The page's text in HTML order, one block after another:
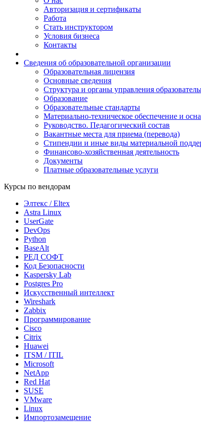
Авторизация и сертификаты
Работа
Стать инструктором
Условия бизнеса
Контакты
Сведения об образовательной организации
Образовательная лицензия
Основные сведения
Структура и органы управления
Образование
Образовательные стандарты
Материально-техническое обеспечение и
Руководство. Педагогический состав
Вакантные места для приема (перевода)
Стипендии и иные виды материальной
Финансово-хозяйственная деятельность
Документы
Платные образовательные услуги
Курсы по вендорам
Элтекс / Eltex
Astra Linux
UserGate
DevOps
Python
BaseAlt
РЕД СОФТ
Код Безопасности
Kaspersky Lab
Postgres Pro
Искусственный интеллект
Wireshark
Zabbix
Программирование
Cisco
Citrix
Huawei
ITSM / ITIL
Microsoft
NetApp
Red Hat
SUSE
VMware
Linux
Импортозамещение